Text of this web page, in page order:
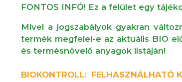
FONTOS INFÓ! Ez a felület egy
Mivel a jogszabályok gyakran
termék megfelel-e az aktuális BIO
és termésnövelő anyagok listáján!
BIOKONTROLL: FELHASZNÁLHATÓ